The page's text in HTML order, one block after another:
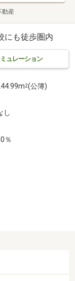
動産
にも徒歩圏内
ュレーション
2(公簿)
し
％